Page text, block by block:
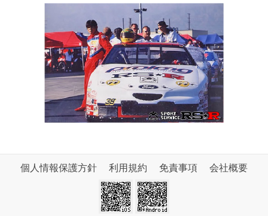
個人情報保護方針 利用規約 免責事項 会社概要